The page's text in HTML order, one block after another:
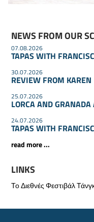
NEWS FROM OUR
07.08.2026
TAPAS WITH
30.07.2026
REVIEW FROM KAREN
25.07.2026
LORCA AND
24.07.2026
TAPAS WITH
read more ...
LINKS
Το Διεθνές Φεστιβάλ